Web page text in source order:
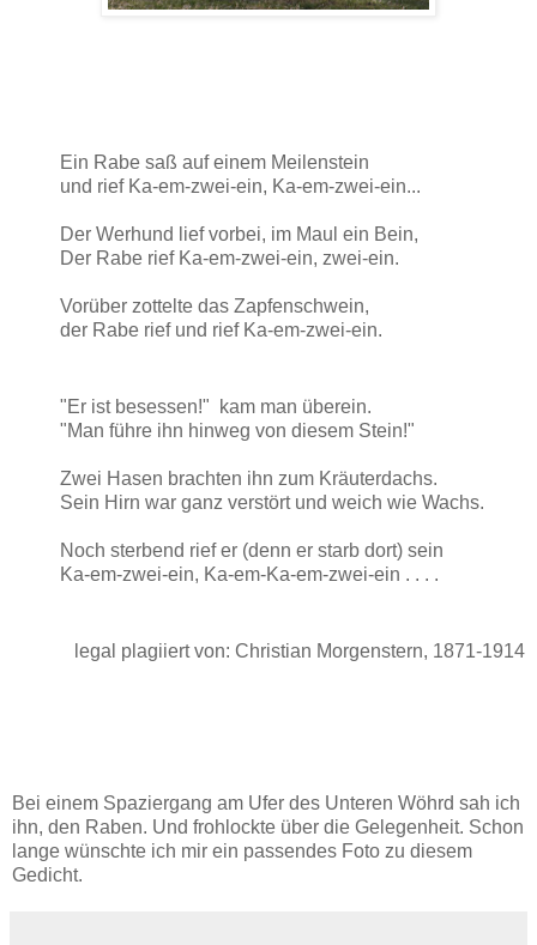
Ein Rabe saß auf einem Meilenstein
und rief Ka-em-zwei-ein, Ka-em-zwei-ein...
Der Werhund lief vorbei, im Maul ein Bein,
Der Rabe rief Ka-em-zwei-ein, zwei-ein.
Vorüber zottelte das Zapfenschwein,
der Rabe rief und rief Ka-em-zwei-ein.
"Er ist besessen!" ­ kam man überein.
"Man führe ihn hinweg von diesem Stein!"
Zwei Hasen brachten ihn zum Kräuterdachs.
Sein Hirn war ganz verstört und weich wie Wachs.
Noch sterbend rief er (denn er starb dort) sein
Ka-em-zwei-ein, Ka-em-Ka-em-zwei-ein . . . .
legal plagiiert von: Christian Morgenstern, 1871-1914
Bei einem Spaziergang am Ufer des Unteren Wöhrd sah ich
ihn, den Raben. Und frohlockte über die Gelegenheit. Schon
lange wünschte ich mir ein passendes Foto zu diesem
Gedicht.